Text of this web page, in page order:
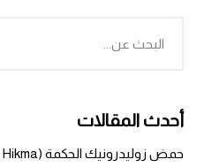
أحدث المقالات
حمض زوليدرونيك الحكمة (Zoledronic Acid Hikma)